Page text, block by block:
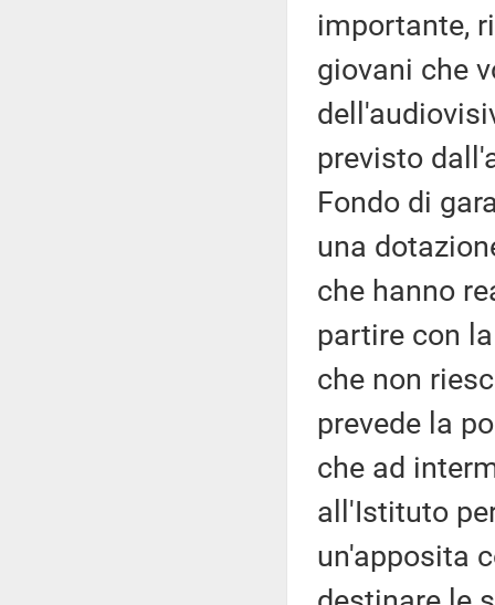
importante,
giovani che
previsto
Fondo di
una
che hanno
partire con
che non
prevede la
che ad
all'Istituto
un'apposita